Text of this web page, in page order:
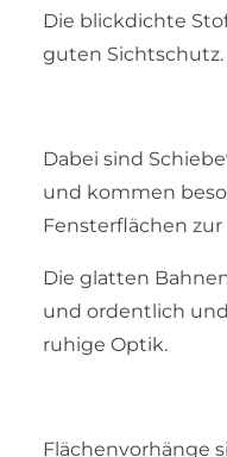
Die blickdichte
guten Sichtschutz.
Dabei sind
und kommen
Fensterflächen
Die glatten
und ordentlich
ruhige Optik.
Flächenvorhänge